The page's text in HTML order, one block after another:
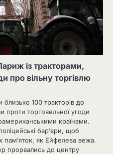
із тракторами,
про вільну торгівлю
100 тракторів до
проти торговельної угоди
країнами.
бар’єри, щоб
пам’яток, як Ейфелева вежа.
прорвались до центру